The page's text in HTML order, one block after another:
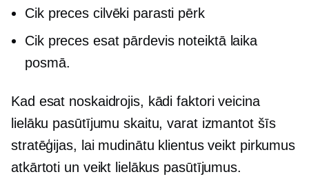
Cik preces cilvēki parasti pērk
Cik preces esat pārdevis noteiktā laika
posmā.
Kad esat noskaidrojis, kādi faktori veicina
lielāku pasūtījumu skaitu, varat izmantot šīs
stratēģijas, lai mudinātu klientus veikt pirkumus
atkārtoti un veikt lielākus pasūtījumus.